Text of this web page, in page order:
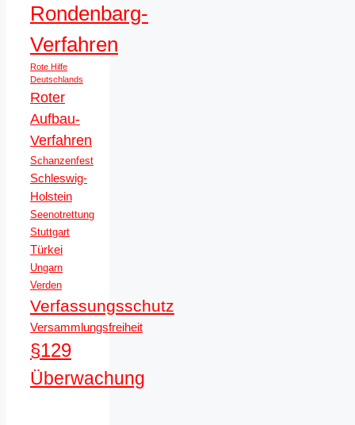
Rondenbarg-
Verfahren
Rote Hilfe
Deutschlands
Roter
Aufbau-
Verfahren
Schanzenfest
Schleswig-
Holstein
Seenotrettung
Stuttgart
Türkei
Ungarn
Verden
Verfassungsschutz
Versammlungsfreiheit
§129
Überwachung